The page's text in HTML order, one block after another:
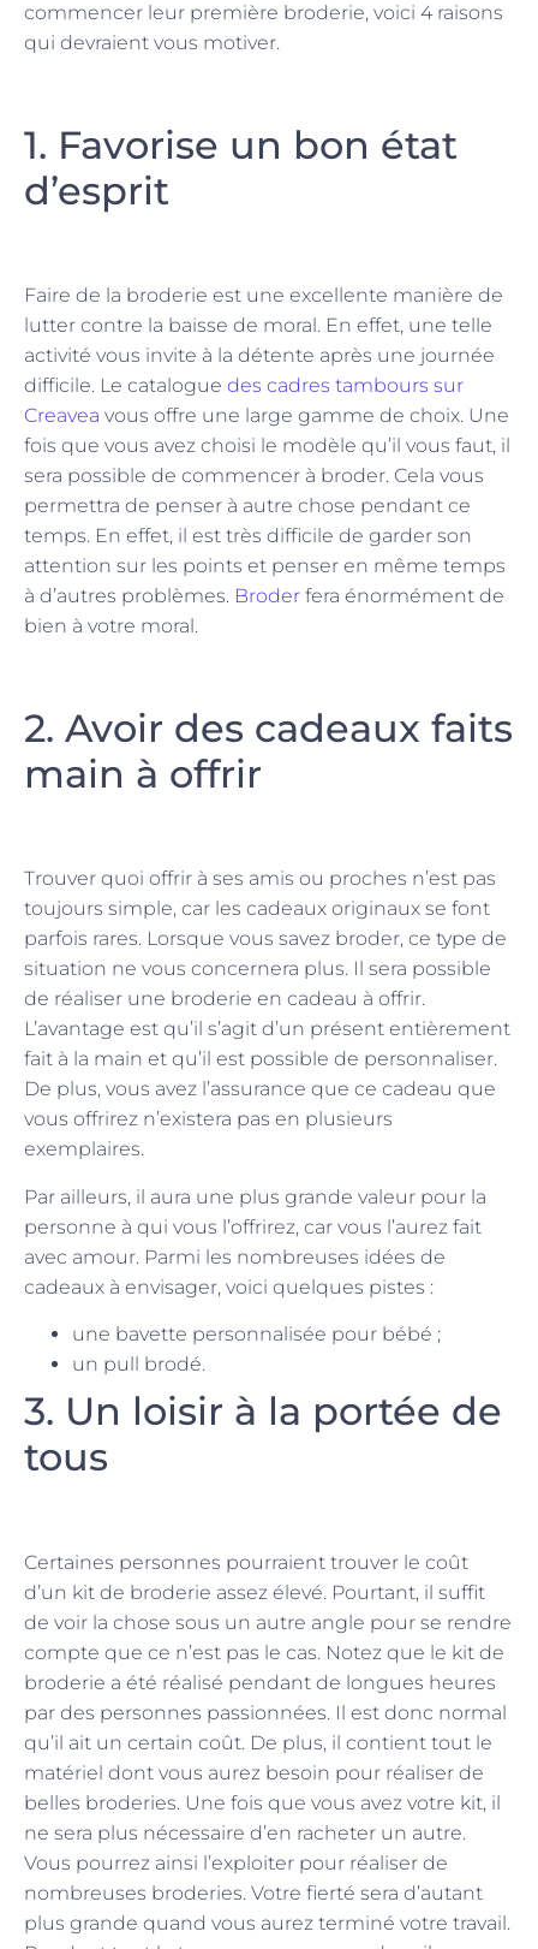
commencer leur première broderie, voici 4 raisons
qui devraient vous motiver.
1. Favorise un bon état
d’esprit
Faire de la broderie est une excellente manière de
lutter contre la baisse de moral. En effet, une telle
activité vous invite à la détente après une journée
difficile. Le catalogue des cadres tambours sur
Creavea vous offre une large gamme de choix. Une
fois que vous avez choisi le modèle qu’il vous faut, il
sera possible de commencer à broder. Cela vous
permettra de penser à autre chose pendant ce
temps. En effet, il est très difficile de garder son
attention sur les points et penser en même temps
à d’autres problèmes. Broder fera énormément de
bien à votre moral.
2. Avoir des cadeaux faits
main à offrir
Trouver quoi offrir à ses amis ou proches n’est pas
toujours simple, car les cadeaux originaux se font
parfois rares. Lorsque vous savez broder, ce type de
situation ne vous concernera plus. Il sera possible
de réaliser une broderie en cadeau à offrir.
L’avantage est qu’il s’agit d’un présent entièrement
fait à la main et qu’il est possible de personnaliser.
De plus, vous avez l’assurance que ce cadeau que
vous offrirez n’existera pas en plusieurs
exemplaires.
Par ailleurs, il aura une plus grande valeur pour la
personne à qui vous l’offrirez, car vous l’aurez fait
avec amour. Parmi les nombreuses idées de
cadeaux à envisager, voici quelques pistes :
une bavette personnalisée pour bébé ;
un pull brodé.
3. Un loisir à la portée de
tous
Certaines personnes pourraient trouver le coût
d’un kit de broderie assez élevé. Pourtant, il suffit
de voir la chose sous un autre angle pour se rendre
compte que ce n’est pas le cas. Notez que le kit de
broderie a été réalisé pendant de longues heures
par des personnes passionnées. Il est donc normal
qu’il ait un certain coût. De plus, il contient tout le
matériel dont vous aurez besoin pour réaliser de
belles broderies. Une fois que vous avez votre kit, il
ne sera plus nécessaire d’en racheter un autre.
Vous pourrez ainsi l’exploiter pour réaliser de
nombreuses broderies. Votre fierté sera d’autant
plus grande quand vous aurez terminé votre travail.